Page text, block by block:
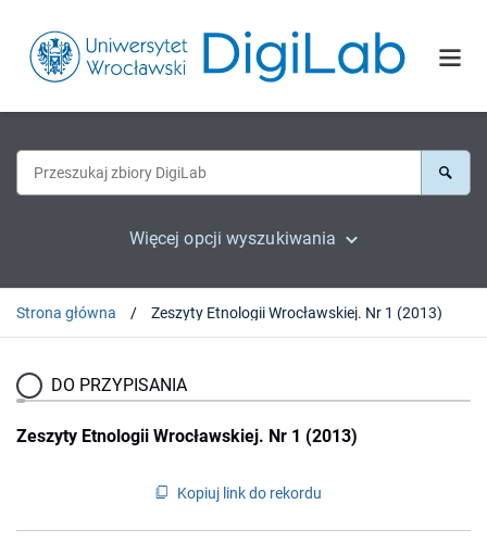
Więcej opcji wyszukiwania
Strona główna Zeszyty Etnologii Wrocławskiej. Nr 1 (2013)
DO PRZYPISANIA
Zeszyty Etnologii Wrocławskiej. Nr 1 (2013)
Kopiuj link do rekordu